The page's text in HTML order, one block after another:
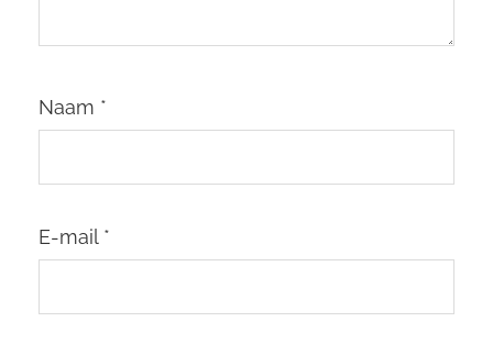
Naam *
E-mail *